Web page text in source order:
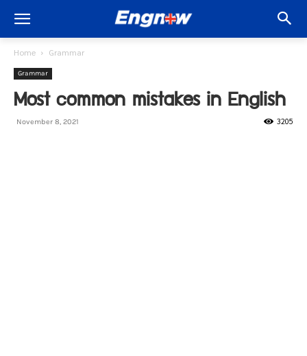
Home Grammar
Grammar
Most common mistakes in English
November 8, 2021 3205